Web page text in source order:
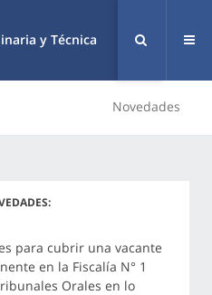
y Técnica
Novedades
para cubrir una vacante
en la Fiscalía N° 1
Orales en lo